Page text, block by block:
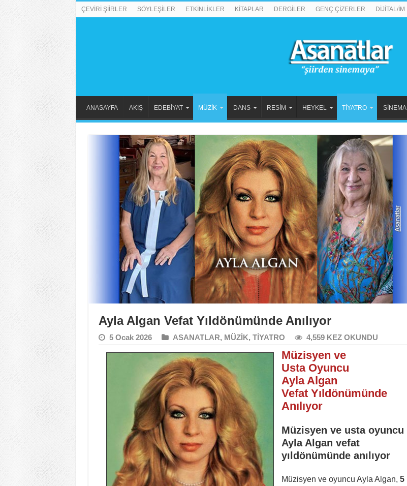
ÇEVİRİ ŞİİRLER SÖYLEŞİLER ETKİNLİKLER KİTAPLAR DERGİLER GENÇ ÇİZERLER DİJİTAL/İM
ANASAYFA AKIŞ EDEBİYAT MÜZİK DANS RESİM HEYKEL TİYATRO SİNEMA
Ayla Algan Vefat Yıldönümünde Anılıyor
5 Ocak 2026 ASANATLAR, MÜZİK, TİYATRO 4,559 KEZ OKUNDU
Müzisyen ve
Usta Oyuncu
Ayla Algan
Vefat Yıldönümünde
Anılıyor
Müzisyen ve usta oyuncu
Ayla Algan vefat
yıldönümünde anılıyor
Müzisyen ve oyuncu Ayla Algan, 5